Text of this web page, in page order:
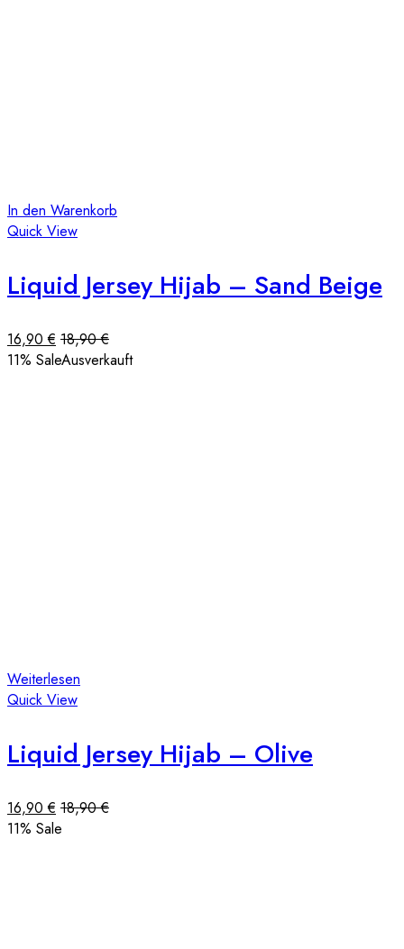
In den Warenkorb
Quick View
Liquid Jersey Hijab – Sand Beige
16,90€ 18,90€
11% SaleAusverkauft
Weiterlesen
Quick View
Liquid Jersey Hijab – Olive
16,90€ 18,90€
11% Sale